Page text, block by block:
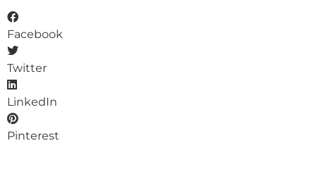
Facebook
Twitter
LinkedIn
Pinterest